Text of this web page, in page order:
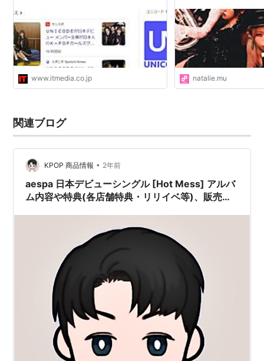
www.itmedia.co.jp natalie.mu
関連ブログ
KPOP 商品情報 • 2年前
aespa 日本デビューシングル [Hot Mess] アルバ
ム内容や特典(各店舗特典・リリイベ等)、販売先